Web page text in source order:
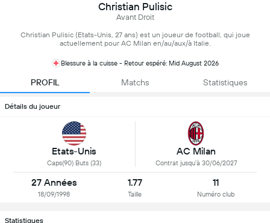
Christian Pulisic
Avant Droit
Christian Pulisic (Etats-Unis, 27 ans) est un joueur de football, qui joue
actuellement pour AC Milan en/au/aux/à Italie.
Blessure à la cuisse - Retour espéré: Mid August 2026
PROFIL Matchs Statistiques
Détails du joueur
Etats-Unis
Caps(90) Buts (33)
AC Milan
Contrat jusqu'à 30/06/2027
27 Années
18/09/1998
1.77
Taille
11
Numéro club
Statistiques